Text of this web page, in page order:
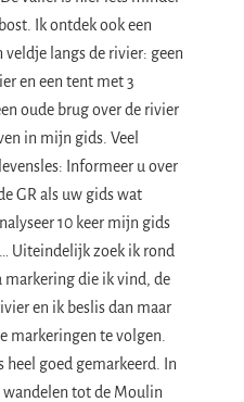
Ik ontdek ook een
langs de rivier: geen
en een tent met 3
oude brug over de rivier
in mijn gids. Veel
Informeer u over
GR als uw gids wat
10 keer mijn gids
Uiteindelijk zoek ik rond
markering die ik vind, de
en ik beslis dan maar
markeringen te volgen.
goed gemarkeerd. In
wandelen tot de Moulin